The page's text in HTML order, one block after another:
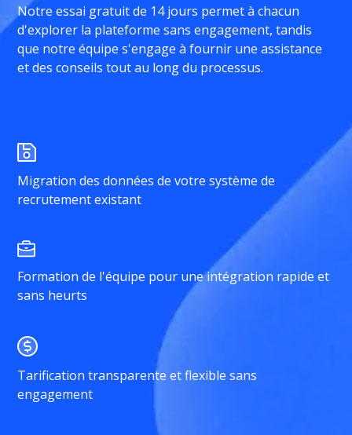
Notre essai gratuit de 14 jours permet à chacun
d'explorer la plateforme sans engagement, tandis
que notre équipe s'engage à fournir une assistance
et des conseils tout au long du processus.
Migration des données de votre système de
recrutement existant
Formation de l'équipe pour une intégration rapide et
sans heurts
Tarification transparente et flexible sans
engagement